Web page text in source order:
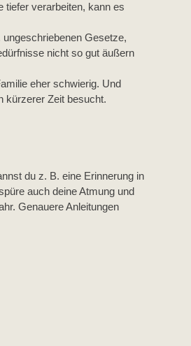
tiefer verarbeiten, kann es
Gesetze,
nicht so gut äußern
eher schwierig. Und
kürzerer Zeit besucht.
du z. B. eine Erinnerung in
auch deine Atmung und
Genauere Anleitungen